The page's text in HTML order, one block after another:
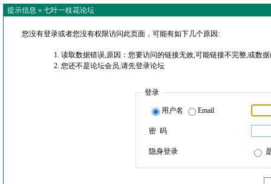
提示信息 » 七叶一枝花论坛
您没有登录或者您没有权限访问此页面，可能有如下几个原因:
读取数据错误,原因：您要访问的链接无效,可能链接不完整,或数
您还不是论坛会员,请先登录论坛
登录
用户名 Email
密 码
隐身登录